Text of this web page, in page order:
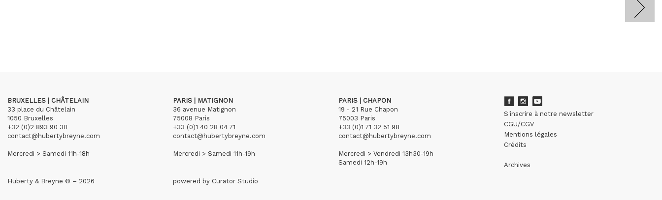
BRUXELLES | CHÂTELAIN
33 place du Châtelain
1050 Bruxelles
+32 (0)2 893 90 30
contact@hubertybreyne.com
Mercredi > Samedi 11h-18h
PARIS | MATIGNON
36 avenue Matignon
75008 Paris
+33 (0)1 40 28 04 71
contact@hubertybreyne.com
Mercredi > Samedi 11h-19h
PARIS | CHAPON
19 - 21 Rue Chapon
75003 Paris
+33 (0)1 71 32 51 98
contact@hubertybreyne.com
Mercredi > Vendredi 13h30-19h
Samedi 12h-19h
S'inscrire à notre newsletter
CGU/CGV
Mentions légales
Crédits
Archives
Huberty & Breyne © – 2026 powered by Curator Studio